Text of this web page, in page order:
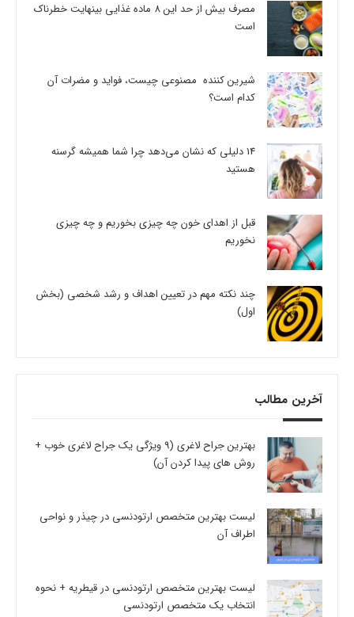
مصرف بیش از حد این 8 ماده غذایی بینهایت خطرناک
است
شیرین کننده مصنوعی چیست، فواید و مضرات آن
کدام است؟
14 دلیلی که نشان می‌دهد چرا شما همیشه گرسنه
هستید
قبل از اهدای خون چه چیزی بخوریم و چه چیزی
نخوریم
چند نکته مهم در تعیین اهداف و رشد شخصی (بخش
اول)
آخرین مطالب
بهترین جراح لاغری (9 ویژگی یک جراح لاغری خوب +
روش های پیدا کردن آن)
لیست بهترین متخصص ارتودنسی در چیذر و نواحی
اطراف آن
لیست بهترین متخصص ارتودنسی در قیطریه + نحوه
انتخاب یک متخصص ارتودنسی